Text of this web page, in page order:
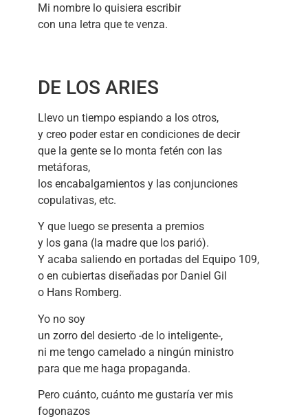
Mi nombre lo quisiera escribir
con una letra que te venza.
DE LOS ARIES
Llevo un tiempo espiando a los otros,
y creo poder estar en condiciones de decir
que la gente se lo monta fetén con las
metáforas,
los encabalgamientos y las conjunciones
copulativas, etc.
Y que luego se presenta a premios
y los gana (la madre que los parió).
Y acaba saliendo en portadas del Equipo 109,
o en cubiertas diseñadas por Daniel Gil
o Hans Romberg.
Yo no soy
un zorro del desierto -de lo inteligente-,
ni me tengo camelado a ningún ministro
para que me haga propaganda.
Pero cuánto, cuánto me gustaría ver mis
fogonazos